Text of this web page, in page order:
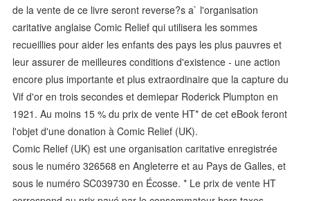
de la vente de ce livre seront reverse?s a` l'organisation
caritative anglaise Comic Relief qui utilisera les sommes
recueillies pour aider les enfants des pays les plus pauvres et
leur assurer de meilleures conditions d'existence - une action
encore plus importante et plus extraordinaire que la capture du
Vif d'or en trois secondes et demiepar Roderick Plumpton en
1921. Au moins 15 % du prix de vente HT* de cet eBook feront
l'objet d'une donation à Comic Relief (UK).
Comic Relief (UK) est une organisation caritative enregistrée
sous le numéro 326568 en Angleterre et au Pays de Galles, et
sous le numéro SC039730 en Écosse. * Le prix de vente HT